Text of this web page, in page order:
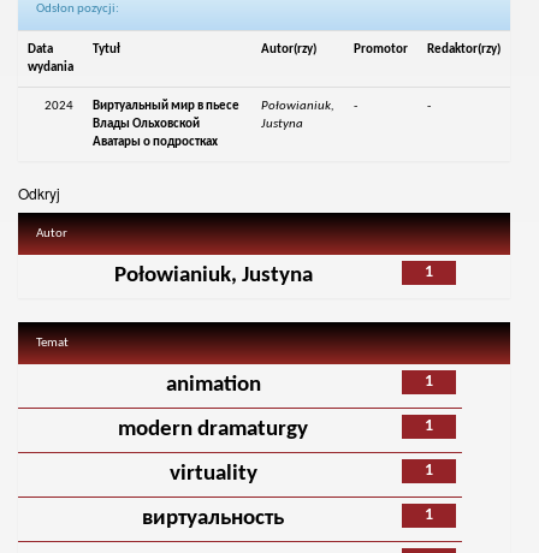
Odsłon pozycji:
Data
wydania
Tytuł Autor(rzy) Promotor Redaktor(rzy)
2024
Виртуальный мир в пьесе
Влады Ольховской
Аватары о подростках
Połowianiuk,
Justyna
- -
Odkryj
Autor
1
Połowianiuk, Justyna
Temat
1
animation
1
modern dramaturgy
1
virtuality
1
виртуальность